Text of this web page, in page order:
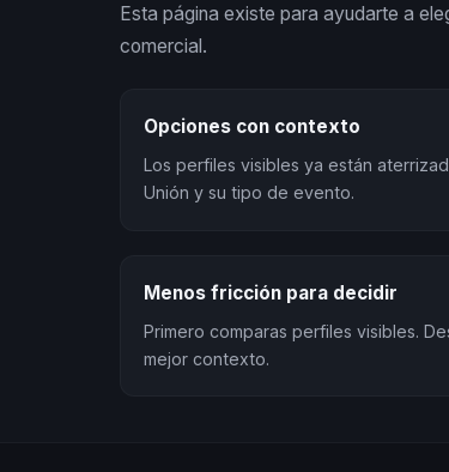
Esta página existe para ayudarte a
comercial.
Opciones con contexto
Los perfiles visibles ya están
Unión y su tipo de evento.
Menos fricción para decidir
Primero comparas perfiles visibles.
mejor contexto.